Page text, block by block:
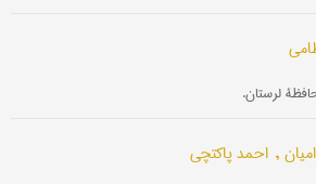
لرستان.
, احمد پاکتچی